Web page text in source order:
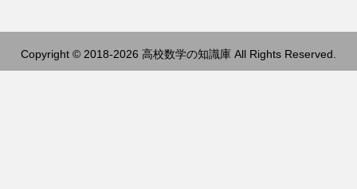
Copyright © 2018-2026 高校数学の知識庫 All Rights Reserved.